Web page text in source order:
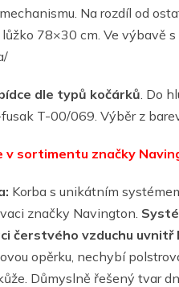
Na rozdíl od
78×30 cm. Ve výbavě
dle typů kočárků. Do
T-00/069. Výběr z
v sortimentu značky
Korba s unikátním
značky Navington.
čerstvého vzduchu uvnitř
opěrku, nechybí
Důmyslně řešený tvar